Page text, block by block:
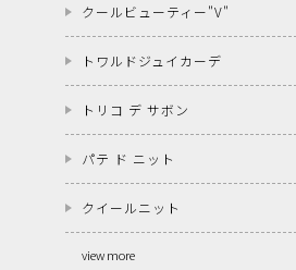
クールビューティー"V"
トワルドジュイカーデ
トリコ デ サボン
パテ ド ニット
クイールニット
view more